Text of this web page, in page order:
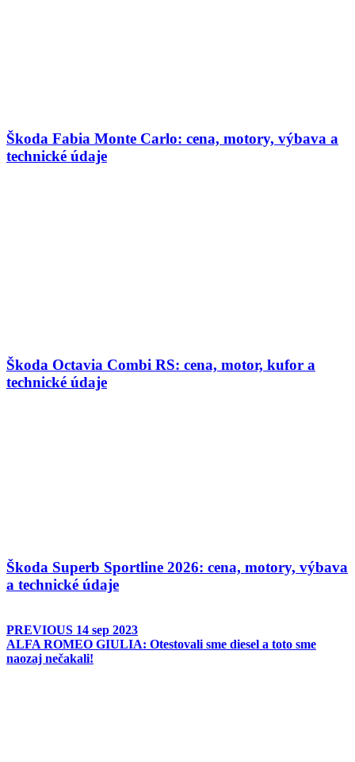
Škoda Fabia Monte Carlo: cena, motory, výbava a
technické údaje
Škoda Octavia Combi RS: cena, motor, kufor a
technické údaje
Škoda Superb Sportline 2026: cena, motory, výbava
a technické údaje
PREVIOUS 14 sep 2023
ALFA ROMEO GIULIA: Otestovali sme diesel a toto sme
naozaj nečakali!